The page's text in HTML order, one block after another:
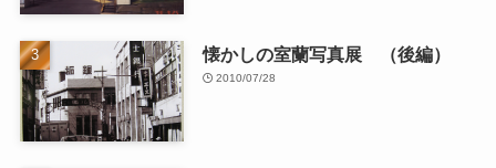
懐かしの室蘭写真展 （後編）
2010/07/28